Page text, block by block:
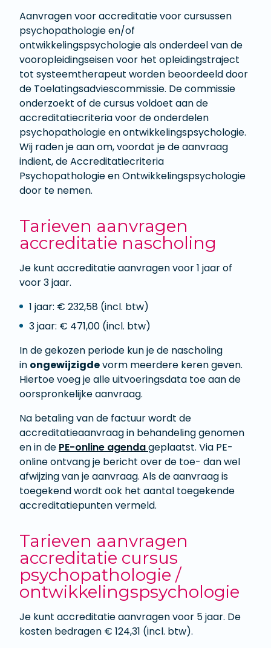
Aanvragen voor accreditatie voor cursussen
psychopathologie en/of
ontwikkelingspsychologie als onderdeel van de
vooropleidingseisen voor het opleidingstraject
tot systeemtherapeut worden beoordeeld door
de Toelatingsadviescommissie. De commissie
onderzoekt of de cursus voldoet aan de
accreditatiecriteria voor de onderdelen
psychopathologie en ontwikkelingspsychologie.
Wij raden je aan om, voordat je de aanvraag
indient, de Accreditatiecriteria
Psychopathologie en Ontwikkelingspsychologie
door te nemen.
Tarieven aanvragen
accreditatie nascholing
Je kunt accreditatie aanvragen voor 1 jaar of
voor 3 jaar.
1 jaar: € 232,58 (incl. btw)
3 jaar: € 471,00 (incl. btw)
In de gekozen periode kun je de nascholing
in ongewijzigdevorm meerdere keren geven.
Hiertoe voeg je alle uitvoeringsdata toe aan de
oorspronkelijke aanvraag.
Na betaling van de factuur wordt de
accreditatieaanvraag in behandeling genomen
en in de PE-online agendageplaatst. Via PE-
online ontvang je bericht over de toe- dan wel
afwijzing van je aanvraag. Als de aanvraag is
toegekend wordt ook het aantal toegekende
accreditatiepunten vermeld.
Tarieven aanvragen
accreditatie cursus
psychopathologie /
ontwikkelingspsychologie
Je kunt accreditatie aanvragen voor 5 jaar. De
kosten bedragen € 124,31 (incl. btw).